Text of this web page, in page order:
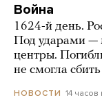
Война
1624-й день.
Под ударами —
центры.
не смогла
НОВОСТИ 14 часов